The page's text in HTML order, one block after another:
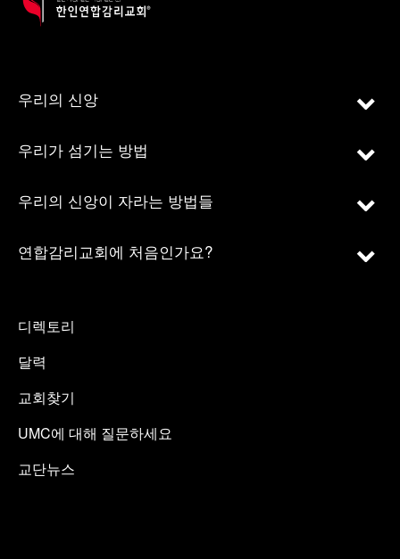
우리의 신앙
우리가 섬기는 방법
우리의 신앙이 자라는 방법들
연합감리교회에 처음인가요?
디렉토리
달력
교회찾기
UMC에 대해 질문하세요
교단뉴스